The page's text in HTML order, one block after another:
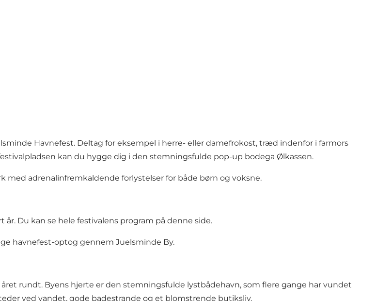
Havnefest. Deltag for eksempel i herre- eller damefrokost, træd indenfor i farmors
kan du hygge dig i den stemningsfulde pop-up bodega Ølkassen.
med adrenalinfremkaldende forlystelser for både børn og voksne.
år. Du kan se hele festivalens program på denne side.
havnefest-optog gennem Juelsminde By.
rundt. Byens hjerte er den stemningsfulde lystbådehavn, som flere gange har vundet
ved vandet, gode badestrande og et blomstrende butiksliv.